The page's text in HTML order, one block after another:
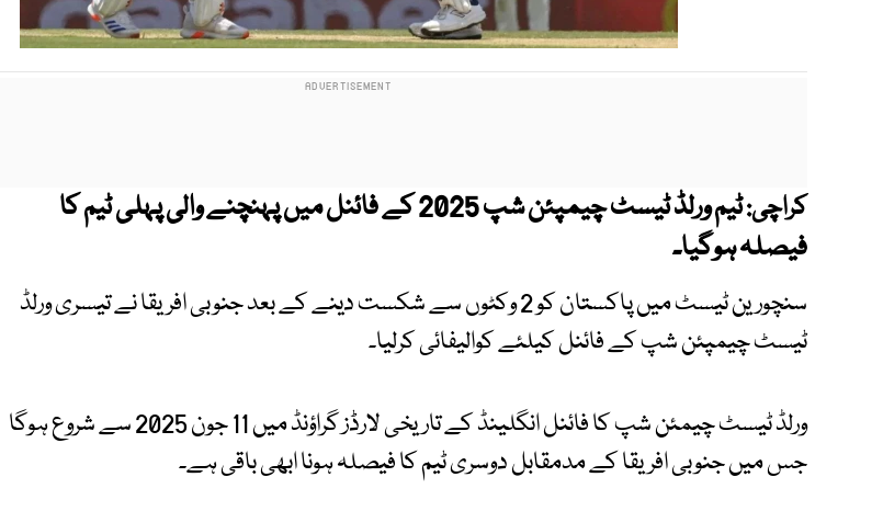
کراچی:
ٹیم ورلڈ ٹیسٹ چیمپئن شپ 2025 کے فائنل میں پہنچنے والی پہلی ٹیم کا
فیصلہ ہوگیا۔
سنچورین ٹیسٹ میں پاکستان کو 2 وکٹوں سے شکست دینے کے بعد جنوبی افریقا نے تیسری ورلڈ
ٹیسٹ چیمپئن شپ کے فائنل کیلئے کوالیفائی کرلیا۔
ورلڈ ٹیسٹ چیمئن شپ کا فائنل انگلینڈ کے تاریخی لارڈز گراؤنڈ میں 11 جون 2025 سے شروع ہوگا
جس میں جنوبی افریقا کے مدمقابل دوسری ٹیم کا فیصلہ ہونا ابھی باقی ہے۔